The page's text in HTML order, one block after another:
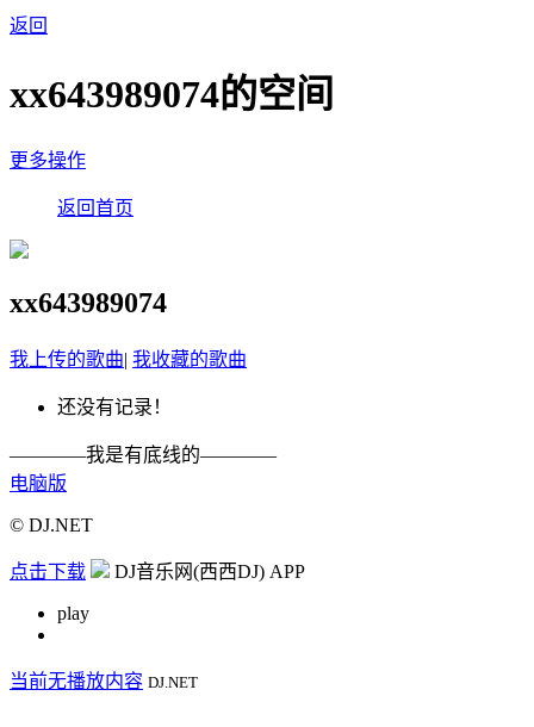
返回
xx643989074的空间
更多操作
返回首页
xx643989074
我上传的歌曲| 我收藏的歌曲
还没有记录！
————我是有底线的————
电脑版
© DJ.NET
点击下载 DJ音乐网(西西DJ) APP
play
当前无播放内容 DJ.NET